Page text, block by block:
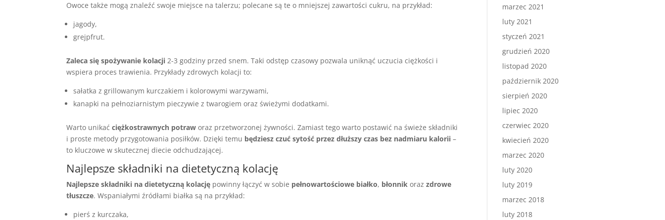
Owoce także mogą znaleźć swoje miejsce na talerzu; polecane są te o mniejszej zawartości cukru, na przykład:
jagody,
grejpfrut.
Zaleca się spożywanie kolacji 2-3 godziny przed snem. Taki odstęp czasowy pozwala uniknąć uczucia ciężkości i
wspiera proces trawienia. Przykłady zdrowych kolacji to:
sałatka z grillowanym kurczakiem i kolorowymi warzywami,
kanapki na pełnoziarnistym pieczywie z twarogiem oraz świeżymi dodatkami.
Warto unikaćciężkostrawnych potraw oraz przetworzonej żywności. Zamiast tego warto postawić na świeże składniki
i proste metody przygotowania posiłków. Dzięki temu będziesz czuć sytość przez dłuższy czas bez nadmiaru kalorii –
to kluczowe w skutecznej diecie odchudzającej.
Najlepsze składniki na dietetyczną kolację
Najlepsze składniki na dietetyczną kolację powinny łączyć w sobie pełnowartościowe białko, błonnik orazzdrowe
tłuszcze. Wspaniałymi źródłami białka są na przykład:
pierś z kurczaka,
marzec 2021
luty 2021
styczeń 2021
grudzień 2020
listopad 2020
październik 2020
sierpień 2020
lipiec 2020
czerwiec 2020
kwiecień 2020
marzec 2020
luty 2020
luty 2019
marzec 2018
luty 2018